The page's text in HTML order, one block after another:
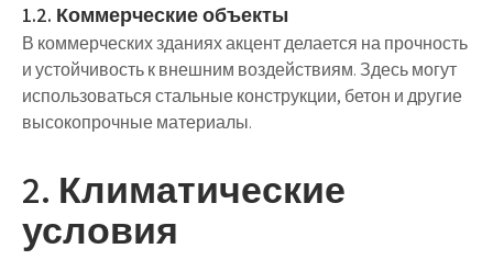
1.2. Коммерческие объекты
В коммерческих зданиях акцент делается на прочность
и устойчивость к внешним воздействиям. Здесь могут
использоваться стальные конструкции, бетон и другие
высокопрочные материалы.
2. Климатические
условия